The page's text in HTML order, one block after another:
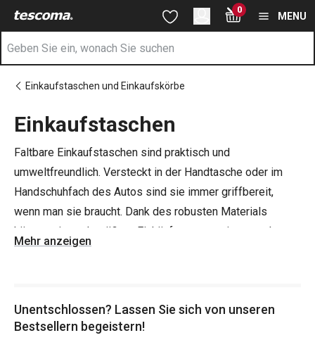
Sie befinden sich auf der Einkaufstaschen Seite
Zum Hauptinhalt springen
Zur Suche springen
Zur Navigation springen 0
MENU
Einkaufstaschen und Einkaufskörbe
Einkaufstaschen
Faltbare Einkaufstaschen sind praktisch und
umweltfreundlich. Versteckt in der Handtasche oder im
Handschuhfach des Autos sind sie immer griffbereit,
wenn man sie braucht. Dank des robusten Materials
können sie auch größere Einkäufe transportieren und
nehmen dabei etwa so viel Platz ein wie eine Packung
der Riemen in einen Rucksack verwandelt, für Sie im
Angebot.
Mehr anzeigen
Unentschlossen? Lassen Sie sich von unseren
Bestsellern begeistern!